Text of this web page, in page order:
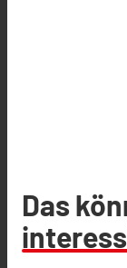
Das